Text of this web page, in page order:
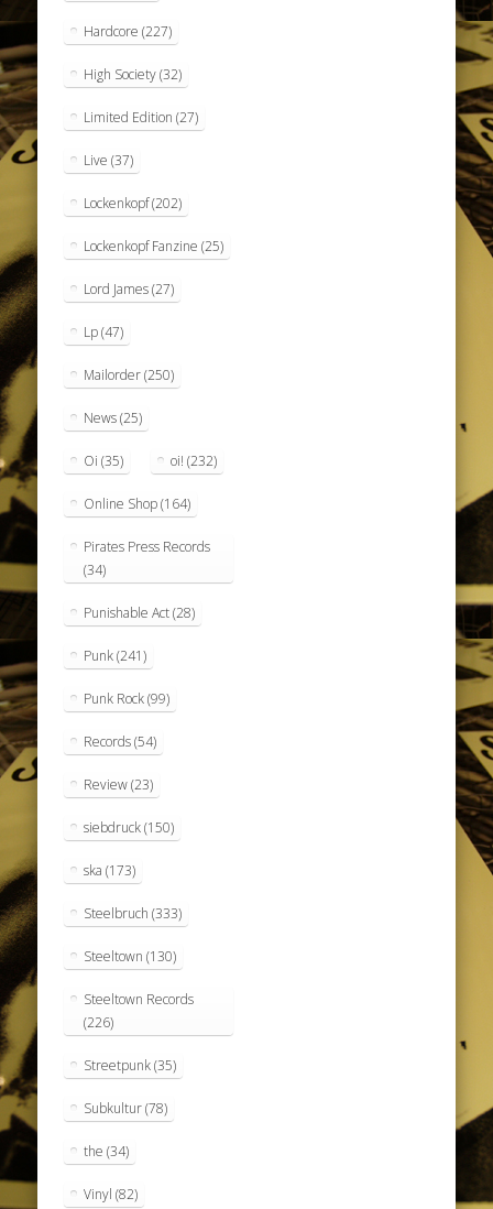
Hardcore (227)
High Society(32)
Limited Edition (27)
Live (37)
Lockenkopf(202)
Lockenkopf Fanzine (25)
Lord James(27)
Lp(47)
Mailorder(250)
News(25)
Oi (35) oi! (232)
Online Shop(164)
Pirates Press Records
(34)
Punishable Act(28)
Punk(241)
Punk Rock(99)
Records(54)
Review(23)
siebdruck(150)
ska (173)
Steelbruch (333)
Steeltown (130)
Steeltown Records
(226)
Streetpunk(35)
Subkultur(78)
the (34)
Vinyl (82)